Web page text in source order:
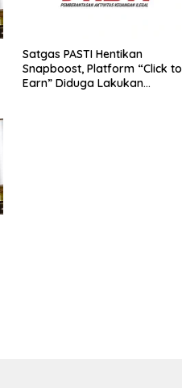
Satgas PASTI Hentikan
Snapboost, Platform “Click to
Earn” Diduga Lakukan